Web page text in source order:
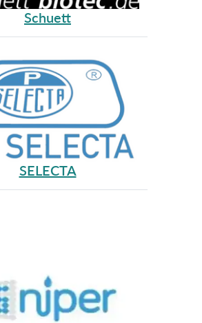
Schuett
SELECTA